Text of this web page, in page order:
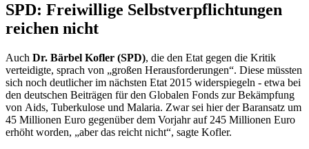
SPD: Freiwillige Selbstverpflichtungen
reichen nicht
Auch Dr. Bärbel Kofler (SPD), die den Etat gegen die Kritik
verteidigte, sprach von „großen Herausforderungen“. Diese müssten
sich noch deutlicher im nächsten Etat 2015 widerspiegeln - etwa bei
den deutschen Beiträgen für den Globalen Fonds zur Bekämpfung
von Aids, Tuberkulose und Malaria. Zwar sei hier der Baransatz um
45 Millionen Euro gegenüber dem Vorjahr auf 245 Millionen Euro
erhöht worden, „aber das reicht nicht“, sagte Kofler.